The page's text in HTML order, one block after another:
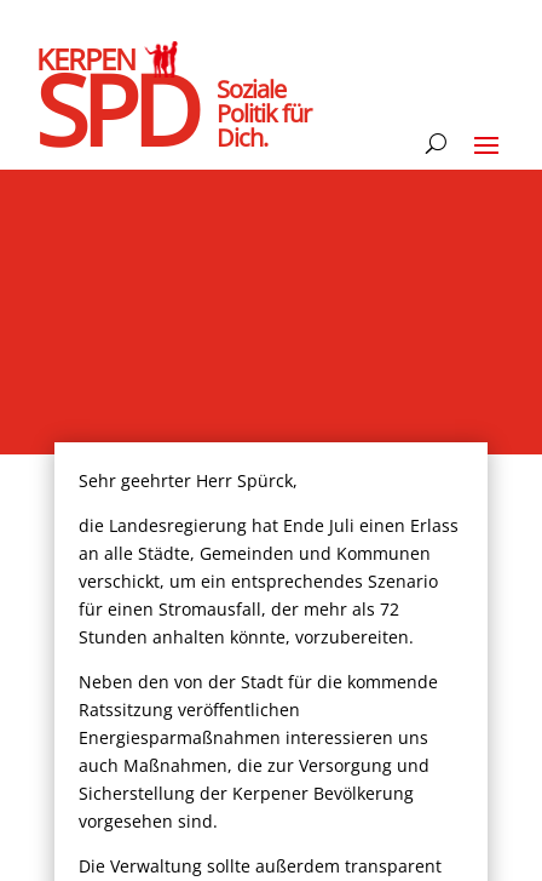
SPD
KERPEN
Soziale
Politik für
Dich.
Sehr geehrter Herr Spürck,
die Landesregierung hat Ende Juli einen Erlass
an alle Städte, Gemeinden und Kommunen
verschickt, um ein entsprechendes Szenario
für einen Stromausfall, der mehr als 72
Stunden anhalten könnte, vorzubereiten.
Neben den von der Stadt für die kommende
Ratssitzung veröffentlichen
Energiesparmaßnahmen interessieren uns
auch Maßnahmen, die zur Versorgung und
Sicherstellung der Kerpener Bevölkerung
vorgesehen sind.
Die Verwaltung sollte außerdem transparent